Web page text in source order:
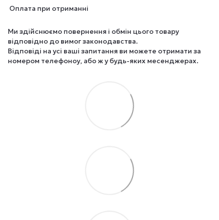
Оплата при отриманні
Ми здійснюємо повернення і обмін цього товару
відповідно до вимог законодавства.
Відповіді на усі ваші запитання ви можете отримати за
номером телефоноу, або ж у будь-яких месенджерах.